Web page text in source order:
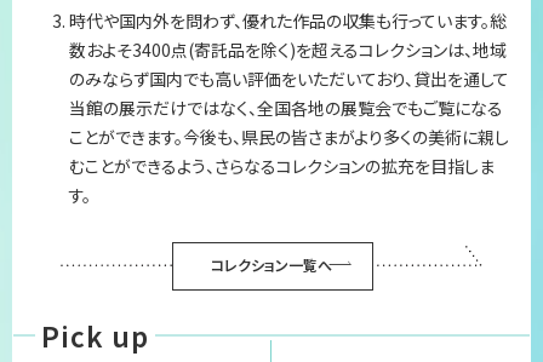
時代や国内外を問わず、優れた作品の収集も行っています。総
数およそ3400点(寄託品を除く)を超えるコレクションは、地域
のみならず国内でも高い評価をいただいており、貸出を通して
当館の展示だけではなく、全国各地の展覧会でもご覧になる
ことができます。今後も、県民の皆さまがより多くの美術に親し
むことができるよう、さらなるコレクションの拡充を目指しま
す。
コレクション一覧へ
Pick up